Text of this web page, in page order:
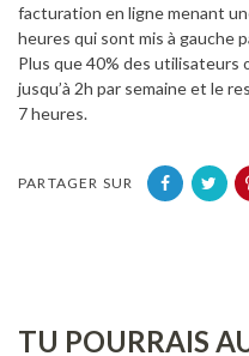
facturation en ligne menant
heures qui sont mis à gauche
Plus que 40% des utilisateurs
jusqu’à 2h par semaine et le
7 heures.
PARTAGER SUR
TU POURRAIS